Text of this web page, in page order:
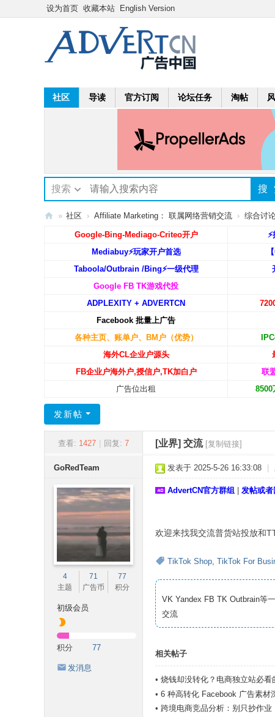
设为首页 收藏本站 English Version
社区 导读 官方订阅 论坛任务 淘帖
搜索 搜
» 社区 › Affiliate Marketing： 联属网络营销交流 › 综合讨
Google-Bing-Mediago-Criteo开户
Mediabuy⚡️玩家开户首选
Taboola/Outbrain /Bing⚡️一级代理
Google FB TK游戏代投
ADPLEXITY + ADVERTCN
Facebook 批量上广告
各种主页、账单户、BM户（优势）
海外CL企业户源头
FB企业户海外户,授信户,TK加白户
联
广告位出租
8500
发新帖
查看: 1427 回复: 7 [业界] 交流 [复制链接]
GoRedTeam
4
主题
71
广告币
77
积分
初级会员
积分 77
发消息
发表于 2025-5-26 16:33:08
AdvertCN官方群组 发帖或
欢迎来找我交流普货站投放和
TikTok Shop, TikTok For
VK Yandex FB TK Outbrain等
交流
相关帖子
• 烧钱却没转化？电商独立站必
• 6 种高转化 Facebook 广告素材
• 跨境电商竞品分析：别只抄作业